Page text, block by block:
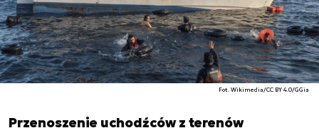
Fot. Wikimedia/CC BY 4.0/GGia
Przenoszenie uchodźców z terenów